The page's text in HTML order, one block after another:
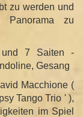
zu werden und
Panorama zu
und 7 Saiten -
Gesang
Macchione (
Tango Trio ' ),
im Spiel